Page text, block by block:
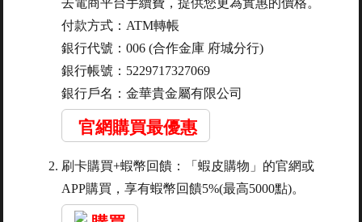
去電商平台手續費，提供您更為實惠的價格。
付款方式：ATM轉帳
銀行代號：006 (合作金庫 府城分行)
銀行帳號：5229717327069
銀行戶名：金華貴金屬有限公司
官網購買最優惠
刷卡購買+蝦幣回饋：「蝦皮購物」的官網或
APP購買，享有蝦幣回饋5%(最高5000點)。